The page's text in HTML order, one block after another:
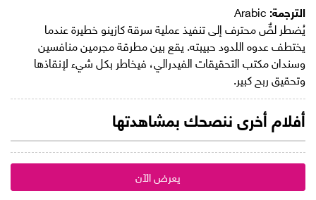
الترجمة:
يُضطر لصٌّ محترف إلى تنفيذ عملية سرقة كازينو خطيرة عندما
يختطف عدوه اللدود حبيبته. يقع بين مطرقة مجرمين منافسين
وسندان مكتب التحقيقات الفيدرالي، فيخاطر بكل شيء لإنقاذها
وتحقيق ربح كبير.
أفلام أخرى ننصحك بمشاهدتها
يعرض الآن